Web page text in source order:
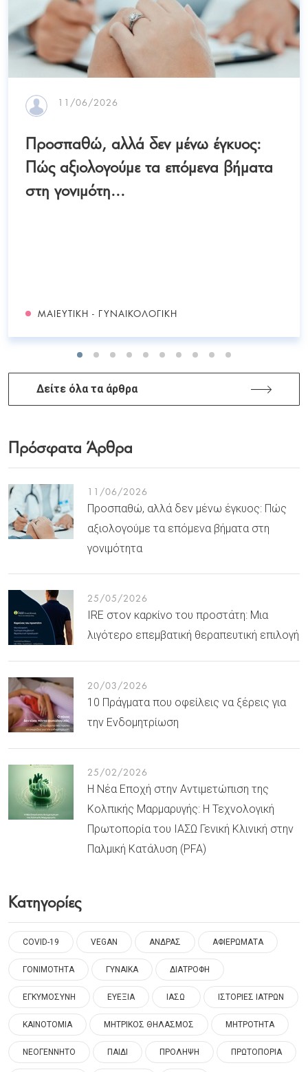
11/06/2026
Προσπαθώ, αλλά δεν μένω έγκυος:
Πώς αξιολογούμε τα επόμενα βήματα
στη γονιμότη...
ΜΑΙΕΥΤΙΚΉ - ΓΥΝΑΙΚΟΛΟΓΙΚΉ
Δείτε όλα τα άρθρα
Πρόσφατα Άρθρα
11/06/2026
Προσπαθώ, αλλά δεν μένω έγκυος: Πώς
αξιολογούμε τα επόμενα βήματα στη
γονιμότητα
25/05/2026
IRE στον καρκίνο του προστάτη: Μια
λιγότερο επεμβατική θεραπευτική επιλογή
20/03/2026
10 Πράγματα που οφείλεις να ξέρεις για
την Ενδομητρίωση
25/02/2026
Η Νέα Εποχή στην Αντιμετώπιση της
Κολπικής Μαρμαρυγής: Η Τεχνολογική
Πρωτοπορία του ΙΑΣΩ Γενική Κλινική στην
Παλμική Κατάλυση (PFA)
Κατηγορίες
COVID-19 VEGAN ΑΝΔΡΑΣ ΑΦΙΕΡΩΜΑΤΑ
ΓΟΝΙΜΟΤΗΤΑ ΓΥΝΑΙΚΑ ΔΙΑΤΡΟΦΗ
ΕΓΚΥΜΟΣΥΝΗ ΕΥΕΞΙΑ ΙΑΣΩ ΙΣΤΟΡΙΕΣ ΙΑΤΡΩΝ
ΚΑΙΝΟΤΟΜΙΑ ΜΗΤΡΙΚΟΣ ΘΗΛΑΣΜΟΣ ΜΗΤΡΟΤΗΤΑ
ΝΕΟΓΕΝΝΗΤΟ ΠΑΙΔΙ ΠΡΟΛΗΨΗ ΠΡΩΤΟΠΟΡΙΑ